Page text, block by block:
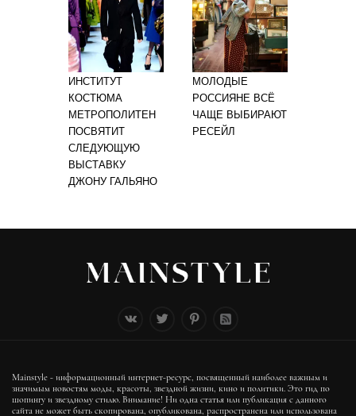
ИНСТИТУТ
КОСТЮМА
МЕТРОПОЛИТЕН
ПОСВЯТИТ
СЛЕДУЮЩУЮ
ВЫСТАВКУ
ДЖОНУ ГАЛЬЯНО
МОЛОДЫЕ
РОССИЯНЕ ВСЁ
ЧАЩЕ ВЫБИРАЮТ
РЕСЕЙЛ
Mainstyle - информационный интернет-ресурс, посвященный наиболее важным и
значимым новостям моды, красоты, звездной жизни, кино и политики. Это гид по
шопингу и звездному стилю. Внимание! Ни одна статья или публикация с данного
сайта не может быть скопирована, опубликована, распространена или использована